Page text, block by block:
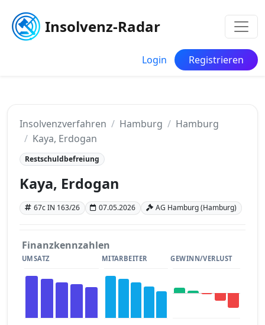
Insolvenz-Radar
Login Registrieren
Insolvenzverfahren Hamburg
Hamburg
Kaya, Erdogan
Restschuldbefreiung
Kaya, Erdogan
67c IN 163/26 07.05.2026 AG Hamburg (Hamburg)
Finanzkennzahlen
UMSATZ MITARBEITER GEWINN/VERLUST